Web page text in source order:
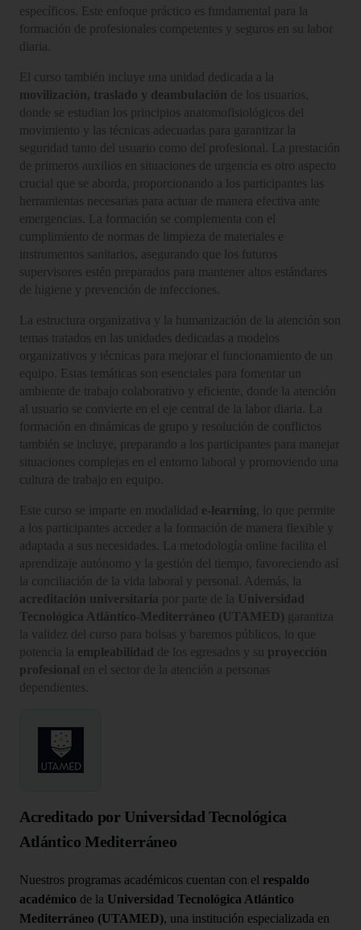
específicos. Este enfoque práctico es fundamental para la
formación de profesionales competentes y seguros en su labor
diaria.
El curso también incluye una unidad dedicada a la
movilización, traslado y deambulación de los usuarios,
donde se estudian los principios anatomofisiológicos del
movimiento y las técnicas adecuadas para garantizar la
seguridad tanto del usuario como del profesional. La prestación
de primeros auxilios en situaciones de urgencia es otro aspecto
crucial que se aborda, proporcionando a los participantes las
herramientas necesarias para actuar de manera efectiva ante
emergencias. La formación se complementa con el
cumplimiento de normas de limpieza de materiales e
instrumentos sanitarios, asegurando que los futuros
supervisores estén preparados para mantener altos estándares
de higiene y prevención de infecciones.
La estructura organizativa y la humanización de la atención son
temas tratados en las unidades dedicadas a modelos
organizativos y técnicas para mejorar el funcionamiento de un
equipo. Estas temáticas son esenciales para fomentar un
ambiente de trabajo colaborativo y eficiente, donde la atención
al usuario se convierte en el eje central de la labor diaria. La
formación en dinámicas de grupo y resolución de conflictos
también se incluye, preparando a los participantes para manejar
situaciones complejas en el entorno laboral y promoviendo una
cultura de trabajo en equipo.
Este curso se imparte en modalidad e-learning , lo que permite
a los participantes acceder a la formación de manera flexible y
adaptada a sus necesidades. La metodología online facilita el
aprendizaje autónomo y la gestión del tiempo, favoreciendo así
la conciliación de la vida laboral y personal. Además, la
acreditación universitaria por parte de la Universidad
Tecnológica Atlántico-Mediterráneo (UTAMED) garantiza
la validez del curso para bolsas y baremos públicos, lo que
potencia la empleabilidad de los egresados y su proyección
profesional en el sector de la atención a personas
dependientes.
Acreditado por Universidad Tecnológica
Atlántico Mediterráneo
Nuestros programas académicos cuentan con el respaldo
académico de la Universidad Tecnológica Atlántico
Mediterráneo (UTAMED), una institución especializada en